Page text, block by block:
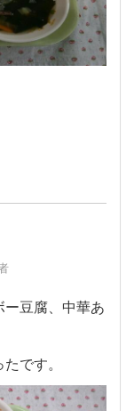
豆腐、中華あ
です。